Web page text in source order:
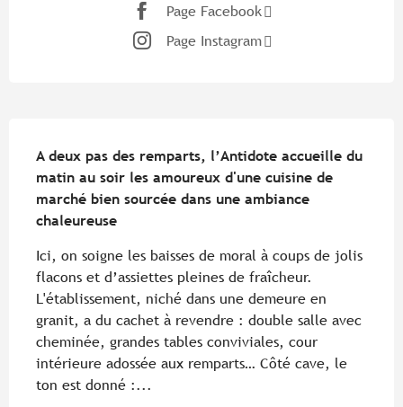
Page Facebook
Page Instagram
A deux pas des remparts, l’Antidote accueille du
matin au soir les amoureux d'une cuisine de
marché bien sourcée dans une ambiance
chaleureuse
Ici, on soigne les baisses de moral à coups de jolis
flacons et d’assiettes pleines de fraîcheur.
L'établissement, niché dans une demeure en
granit, a du cachet à revendre : double salle avec
cheminée, grandes tables conviviales, cour
intérieure adossée aux remparts… Côté cave, le
ton est donné :...